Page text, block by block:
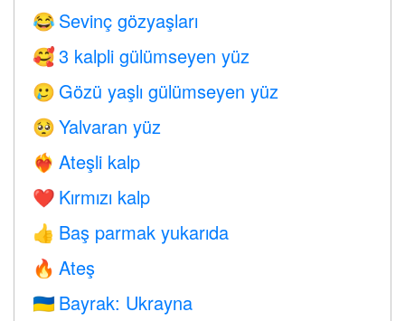
😂 Sevinç gözyaşları
🥰 3 kalpli gülümseyen yüz
🥲 Gözü yaşlı gülümseyen yüz
🥺 Yalvaran yüz
❤️‍🔥 Ateşli kalp
❤️ Kırmızı kalp
👍 Baş parmak yukarıda
🔥 Ateş
🇺🇦 Bayrak: Ukrayna